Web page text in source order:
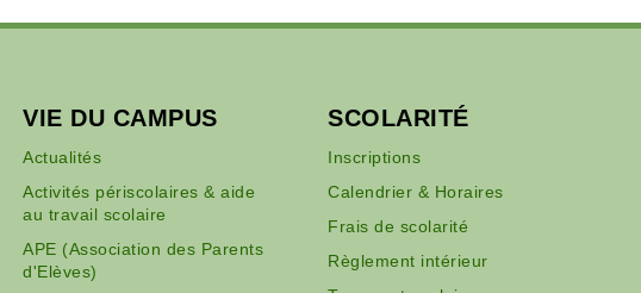
VIE DU CAMPUS
Actualités
Activités périscolaires & aide
au travail scolaire
APE (Association des Parents
d'Elèves)
SCOLARITÉ
Inscriptions
Calendrier & Horaires
Frais de scolarité
Règlement intérieur